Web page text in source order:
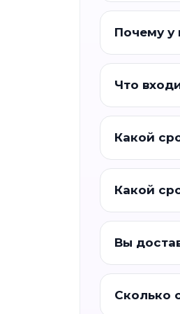
Почему у
Что
Какой
Какой
Вы
Сколько